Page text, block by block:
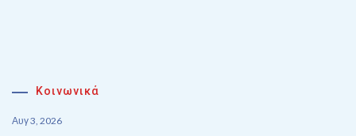
Κοινωνικά
Αυγ 3, 2026